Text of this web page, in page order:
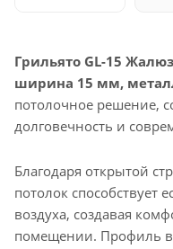
Грильято GL-15
ширина 15 мм,
потолочное решение,
долговечность и
Благодаря открытой
потолок способствует
воздуха, создавая
помещении. Профиль